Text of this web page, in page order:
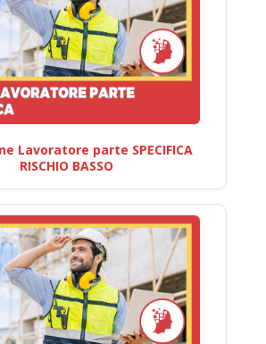
Lavoratore parte SPECIFICA
RISCHIO BASSO